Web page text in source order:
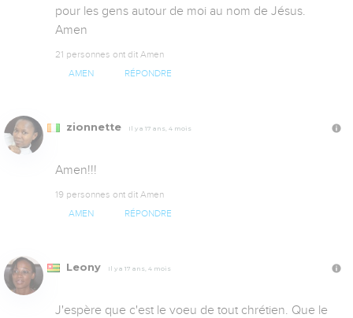
pour les gens autour de moi au nom de Jésus.
Amen
21 personnes ont dit Amen
AMEN RÉPONDRE
zionnette Il y a 17 ans, 4 mois
Amen!!!
19 personnes ont dit Amen
AMEN RÉPONDRE
Leony Il y a 17 ans, 4 mois
J'espère que c'est le voeu de tout chrétien. Que le